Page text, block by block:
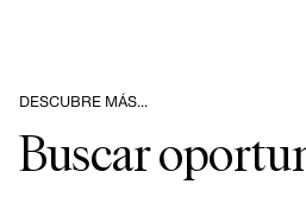
DESCUBRE MÁS…
Buscar